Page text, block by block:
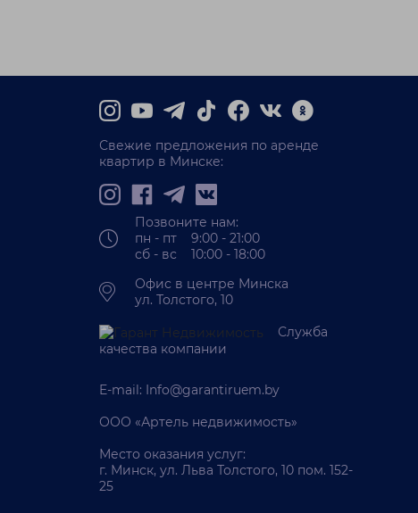
Свежие предложения по аренде
квартир в Минске:
Позвоните нам:
пн - пт 9:00 - 21:00
сб - вс 10:00 - 18:00
Офис в центре Минска
ул. Толстого, 10
Служба
качества компании
E-mail: Info@garantiruem.by
ООО «Артель недвижимость»
Место оказания услуг:
г. Минск, ул. Льва Толстого, 10 пом. 152-
25